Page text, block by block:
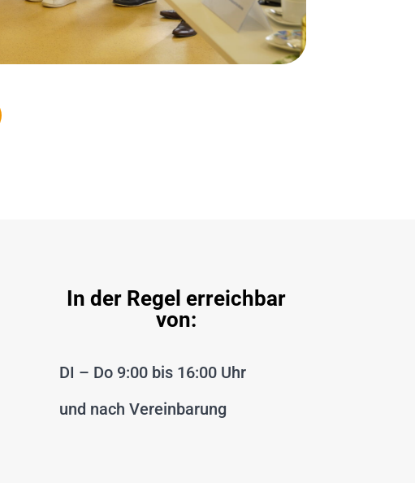
In der Regel erreichbar
von:
DI – Do 9:00 bis 16:00 Uhr
und nach Vereinbarung